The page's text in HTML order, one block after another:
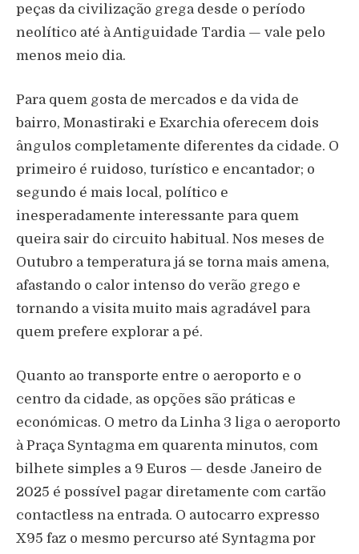
peças da civilização grega desde o período
neolítico até à Antiguidade Tardia — vale pelo
menos meio dia.
Para quem gosta de mercados e da vida de
bairro, Monastiraki e Exarchia oferecem dois
ângulos completamente diferentes da cidade. O
primeiro é ruidoso, turístico e encantador; o
segundo é mais local, político e
inesperadamente interessante para quem
queira sair do circuito habitual. Nos meses de
Outubro a temperatura já se torna mais amena,
afastando o calor intenso do verão grego e
tornando a visita muito mais agradável para
quem prefere explorar a pé.
Quanto ao transporte entre o aeroporto e o
centro da cidade, as opções são práticas e
económicas. O metro da Linha 3 liga o aeroporto
à Praça Syntagma em quarenta minutos, com
bilhete simples a 9 Euros — desde Janeiro de
2025 é possível pagar diretamente com cartão
contactless na entrada. O autocarro expresso
X95 faz o mesmo percurso até Syntagma por